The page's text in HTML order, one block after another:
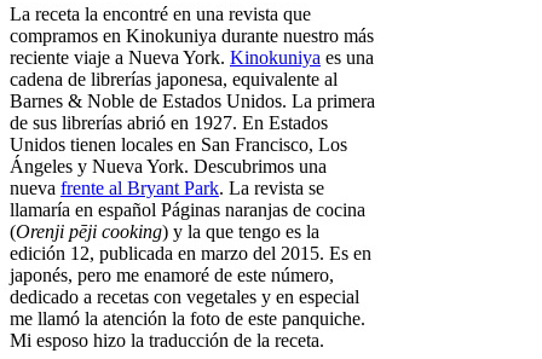
La receta la encontré en una revista que
compramos en Kinokuniya durante nuestro más
reciente viaje a Nueva York. Kinokuniya es una
cadena de librerías japonesa, equivalente al
Barnes & Noble de Estados Unidos. La primera
de sus librerías abrió en 1927. En Estados
Unidos tienen locales en San Francisco, Los
Ángeles y Nueva York. Descubrimos una
nueva frente al Bryant Park. La revista se
llamaría en español Páginas naranjas de cocina
(Orenji pēji cooking) y la que tengo es la
edición 12, publicada en marzo del 2015. Es en
japonés, pero me enamoré de este número,
dedicado a recetas con vegetales y en especial
me llamó la atención la foto de este panquiche.
Mi esposo hizo la traducción de la receta.